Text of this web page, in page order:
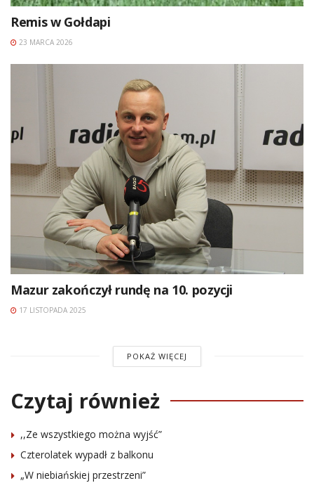
Remis w Gołdapi
23 MARCA 2026
Mazur zakończył rundę na 10. pozycji
17 LISTOPADA 2025
POKAŻ WIĘCEJ
Czytaj również
,,Ze wszystkiego można wyjść”
Czterolatek wypadł z balkonu
„W niebiańskiej przestrzeni”